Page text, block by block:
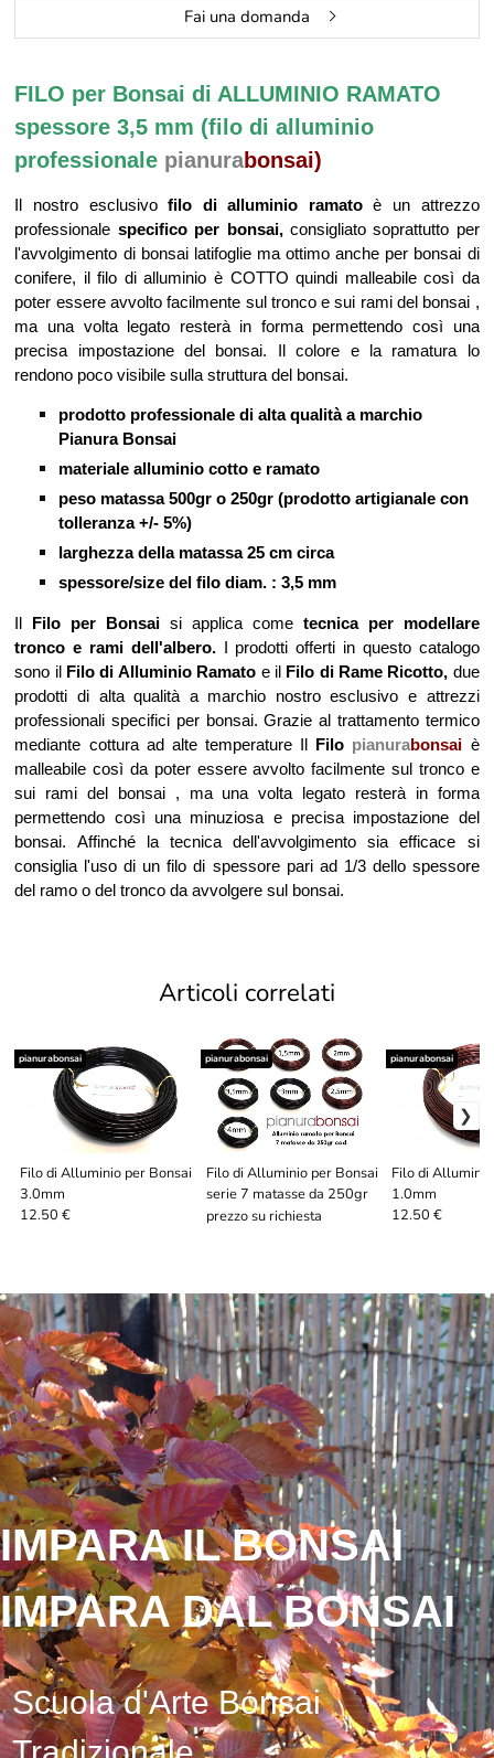
Fai una domanda
FILO per Bonsai di ALLUMINIO RAMATO
spessore 3,5 mm (filo di alluminio
professionale pianurabonsai)
Il nostro esclusivofilo di alluminio ramatoè un attrezzo
professionale specifico per bonsai, consigliato soprattutto per
l'avvolgimento di bonsai latifoglie ma ottimo anche per bonsai di
conifere, il filo di alluminio è COTTO quindi malleabile così da
poter essere avvolto facilmente sul tronco e sui rami del bonsai ,
ma una volta legato resterà in forma permettendo così una
precisa impostazione del bonsai. Il colore e la ramatura lo
rendono poco visibile sulla struttura del bonsai.
prodotto professionale di alta qualità a marchio
Pianura Bonsai
materiale alluminio cotto e ramato
peso matassa 500gr o 250gr (prodotto artigianale con
tolleranza +/- 5%)
larghezza della matassa 25 cm circa
spessore/size del filo diam. : 3,5 mm
Il Filo per Bonsaisi applica come tecnica per modellare
tronco e rami dell'albero.I prodotti offerti in questo catalogo
sono il Filo di Alluminio Ramato e il Filo di Rame Ricotto, due
prodotti di alta qualità a marchio nostro esclusivo e attrezzi
professionali specifici per bonsai. Grazie al trattamento termico
mediante cottura ad alte temperature Il Filo pianurabonsai è
malleabile così da poter essere avvolto facilmente sul tronco e
sui rami del bonsai , ma una volta legato resterà in forma
permettendo così una minuziosa e precisa impostazione del
bonsai. Affinché la tecnica dell'avvolgimento sia efficace si
consiglia l'uso di un filo di spessore pari ad 1/3 dello spessore
del ramo o del tronco da avvolgere sul bonsai.
Articoli correlati
Filo di Alluminio per Bonsai
3.0mm
pianurabonsai
12.50 €
Filo di Alluminio per Bonsai
serie 7 matasse da 250gr
pianurabonsai
prezzo su richiesta
Filo di
1.0mm
pianurabonsai
12.50 €
IMPARA IL BONSAI
IMPARA DAL BONSAI
Scuola d'Arte Bonsai